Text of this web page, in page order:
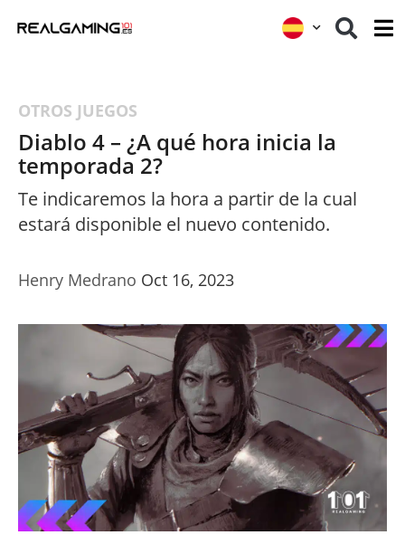
OTROS JUEGOS
Diablo 4 – ¿A qué hora inicia la
temporada 2?
Te indicaremos la hora a partir de la cual
estará disponible el nuevo contenido.
Henry Medrano Oct 16, 2023